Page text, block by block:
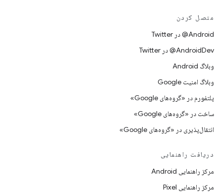
متصل کردن
Android@ در Twitter
AndroidDev@ در Twitter
وبلاگ Android
وبلاگ امنیت Google
پلتفورم در «گروه‌های Google»
ساخت در «گروه‌های Google»
انتقال‌پذیری در «گروه‌های Google»
دریافت راهنمایی
مرکز راهنمایی Android
مرکز راهنمایی Pixel